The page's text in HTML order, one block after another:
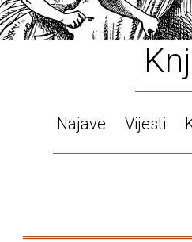
Najave Vijesti